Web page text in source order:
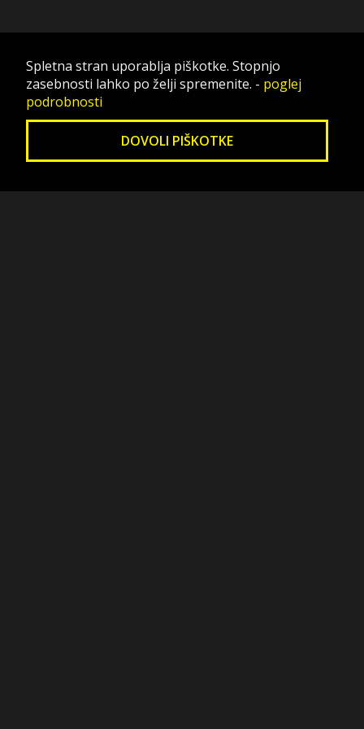
Spletna stran uporablja piškotke. Stopnjo
zasebnosti lahko po želji spremenite. - poglej
podrobnosti
DOVOLI PIŠKOTKE